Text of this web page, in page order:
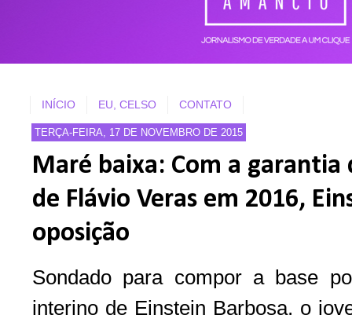
INÍCIO EU, CELSO CONTATO
TERÇA-FEIRA, 17 DE NOVEMBRO DE 2015
Maré baixa: Com a garantia
de Flávio Veras em 2016,
oposição
Sondado para compor a base
interino de Einstein Barbosa, o